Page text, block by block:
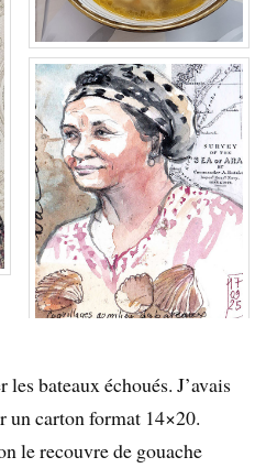
bateaux échoués. J’avais
un carton format 14×20.
le recouvre de gouache